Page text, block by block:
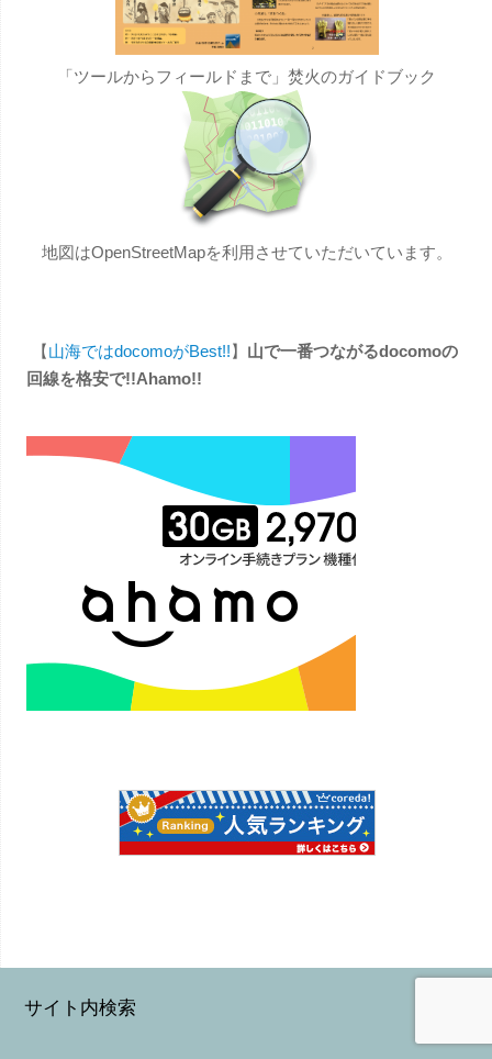
「ツールからフィールドまで」焚火のガイドブック
地図はOpenStreetMapを利用させていただいています。
【 山海ではdocomoがBest!! 】 山で一番つながるdocomoの
回線を格安で!!Ahamo!!
サイト内検索